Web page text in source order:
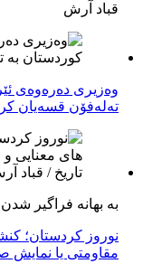
قباد آرش
وەزیری دەرەوەی
تەلەفۆن قسەیان
به بهانه فراگیر
نوروز کردستان؛
مقاومتی یا نمایش